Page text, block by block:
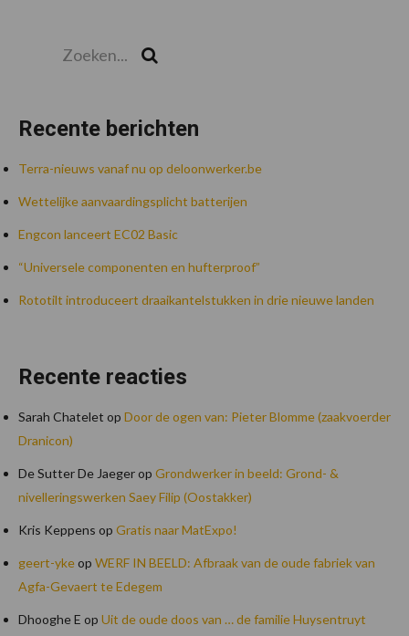
Recente berichten
Terra-nieuws vanaf nu op deloonwerker.be
Wettelijke aanvaardingsplicht batterijen
Engcon lanceert EC02 Basic
“Universele componenten en hufterproof”
Rototilt introduceert draaikantelstukken in drie nieuwe landen
Recente reacties
Sarah Chatelet op Door de ogen van: Pieter Blomme (zaakvoerder
Dranicon)
De Sutter De Jaegerop Grondwerker in beeld: Grond- &
nivelleringswerken Saey Filip (Oostakker)
Kris Keppens op Gratis naar MatExpo!
geert-ykeop WERF IN BEELD: Afbraak van de oude fabriek van
Agfa-Gevaert te Edegem
Dhooghe E op Uit de oude doos van … de familie Huysentruyt